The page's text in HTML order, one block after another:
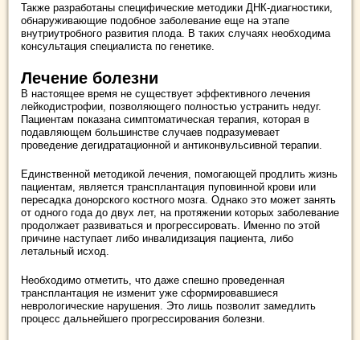
Также разработаны специфические методики ДНК-диагностики,
обнаруживающие подобное заболевание еще на этапе
внутриутробного развития плода. В таких случаях необходима
консультация специалиста по генетике.
Лечение болезни
В настоящее время не существует эффективного лечения
лейкодистрофии, позволяющего полностью устранить недуг.
Пациентам показана симптоматическая терапия, которая в
подавляющем большинстве случаев подразумевает
проведение дегидратационной и антиконвульсивной терапии.
Единственной методикой лечения, помогающей продлить жизнь
пациентам, является трансплантация пуповинной крови или
пересадка донорского костного мозга. Однако это может занять
от одного года до двух лет, на протяжении которых заболевание
продолжает развиваться и прогрессировать. Именно по этой
причине наступает либо инвалидизация пациента, либо
летальный исход.
Необходимо отметить, что даже спешно проведенная
трансплантация не изменит уже сформировавшиеся
неврологические нарушения. Это лишь позволит замедлить
процесс дальнейшего прогрессирования болезни.